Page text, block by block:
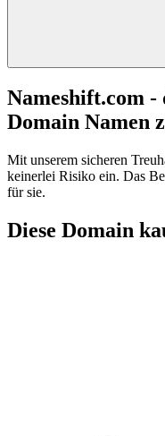
Nameshift.com -
Domain Namen
Mit unserem sicheren
keinerlei Risiko ein. Das
für sie.
Diese Domain